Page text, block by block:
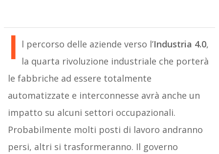
I l percorso delle aziende verso l’Industria 4.0,
la quarta rivoluzione industriale che porterà
le fabbriche ad essere totalmente
automatizzate e interconnesse avrà anche un
impatto su alcuni settori occupazionali.
Probabilmente molti posti di lavoro andranno
persi, altri si trasformeranno. Il governo